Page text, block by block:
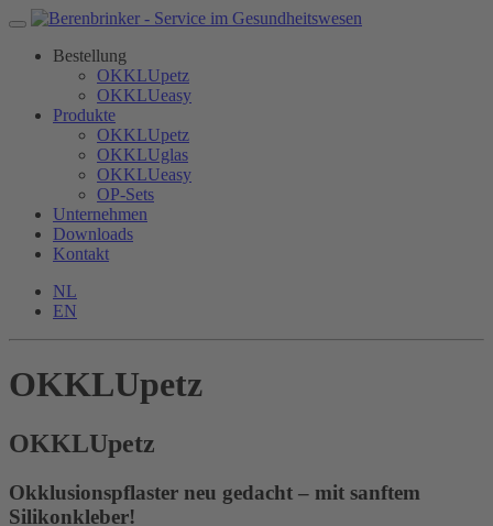
Bestellung
OKKLUpetz
OKKLUeasy
Produkte
OKKLUpetz
OKKLUglas
OKKLUeasy
OP-Sets
Unternehmen
Downloads
Kontakt
NL
EN
OKKLUpetz
OKKLUpetz
Okklusionspflaster neu gedacht – mit sanftem
Silikonkleber!